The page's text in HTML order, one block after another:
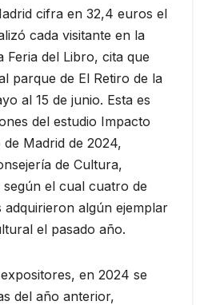
cifra en 32,4 euros el
cada visitante en la
Feria del Libro, cita que
parque de El Retiro de la
al 15 de junio. Esta es
del estudio Impacto
Madrid de 2024,
de Cultura,
el cual cuatro de
adquirieron algún ejemplar
el pasado año.
en 2024 se
del año anterior,